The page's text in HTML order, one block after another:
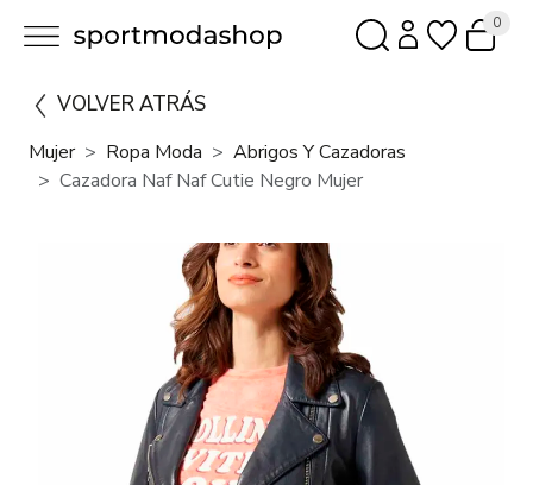
0
VOLVER ATRÁS
Mujer Ropa Moda
Abrigos Y Cazadoras
Cazadora Naf Naf Cutie Negro Mujer